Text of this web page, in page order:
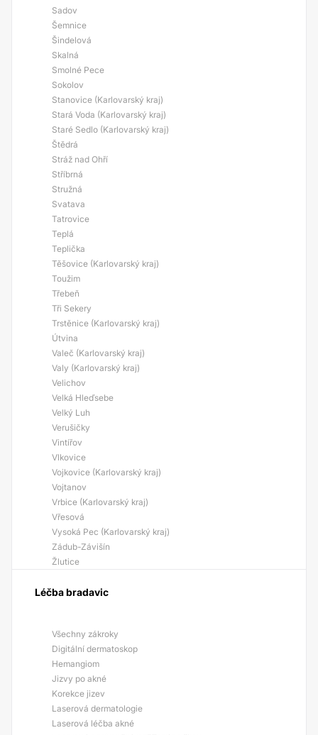
Sadov
Šemnice
Šindelová
Skalná
Smolné Pece
Sokolov
Stanovice (Karlovarský kraj)
Stará Voda (Karlovarský kraj)
Staré Sedlo (Karlovarský kraj)
Štědrá
Stráž nad Ohří
Stříbrná
Stružná
Svatava
Tatrovice
Teplá
Teplička
Těšovice (Karlovarský kraj)
Toužim
Třebeň
Tři Sekery
Trstěnice (Karlovarský kraj)
Útvina
Valeč (Karlovarský kraj)
Valy (Karlovarský kraj)
Velichov
Velká Hleďsebe
Velký Luh
Verušičky
Vintířov
Vlkovice
Vojkovice (Karlovarský kraj)
Vojtanov
Vrbice (Karlovarský kraj)
Vřesová
Vysoká Pec (Karlovarský kraj)
Zádub-Závišín
Žlutice
Léčba bradavic
Všechny zákroky
Digitální dermatoskop
Hemangiom
Jizvy po akné
Korekce jizev
Laserová dermatologie
Laserová léčba akné